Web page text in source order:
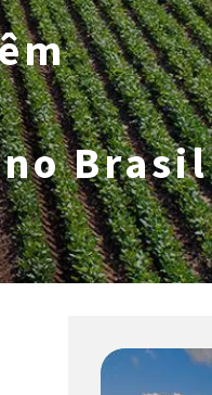
Brasil